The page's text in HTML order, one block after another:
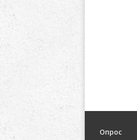
Опрос